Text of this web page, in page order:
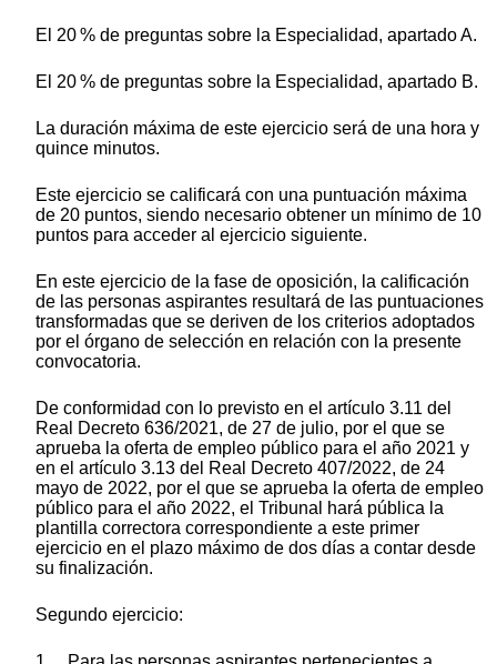
El 20 % de preguntas sobre la Especialidad, apartado A.
El 20 % de preguntas sobre la Especialidad, apartado B.
La duración máxima de este ejercicio será de una hora y
quince minutos.
Este ejercicio se calificará con una puntuación máxima
de 20 puntos, siendo necesario obtener un mínimo de 10
puntos para acceder al ejercicio siguiente.
En este ejercicio de la fase de oposición, la calificación
de las personas aspirantes resultará de las puntuaciones
transformadas que se deriven de los criterios adoptados
por el órgano de selección en relación con la presente
convocatoria.
De conformidad con lo previsto en el artículo 3.11 del
Real Decreto 636/2021, de 27 de julio, por el que se
aprueba la oferta de empleo público para el año 2021 y
en el artículo 3.13 del Real Decreto 407/2022, de 24
mayo de 2022, por el que se aprueba la oferta de empleo
público para el año 2022, el Tribunal hará pública la
plantilla correctora correspondiente a este primer
ejercicio en el plazo máximo de dos días a contar desde
su finalización.
Segundo ejercicio: